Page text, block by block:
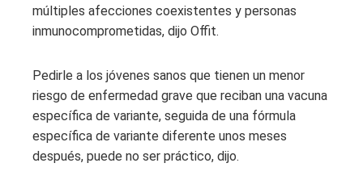
múltiples afecciones coexistentes y personas
inmunocomprometidas, dijo Offit.
Pedirle a los jóvenes sanos que tienen un menor
riesgo de enfermedad grave que reciban una vacuna
específica de variante, seguida de una fórmula
específica de variante diferente unos meses
después, puede no ser práctico, dijo.